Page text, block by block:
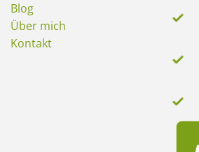
Blog
Über mich
Kontakt